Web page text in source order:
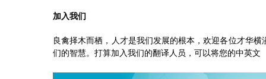
加入我们
良禽择木而栖，人才是我们发展的根本，欢迎各位才华
们的智慧。打算加入我们的翻译人员，可以将您的中英文